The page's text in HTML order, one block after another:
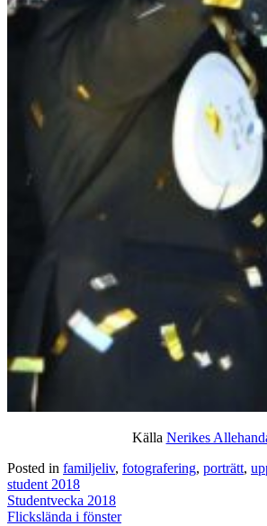
Källa Nerikes
Posted in familjeliv, fotografering, porträtt,
student 2018
Post
navigation
Studentvecka 2018
Flickslända i fönster